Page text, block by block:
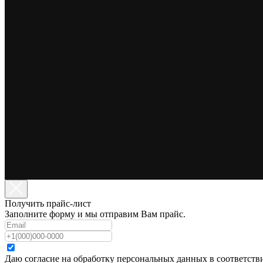
История компании
Блог
Получить прайс-лист
Заполните форму и мы отправим Вам прайс.
Даю согласие на обработку персональных данных в